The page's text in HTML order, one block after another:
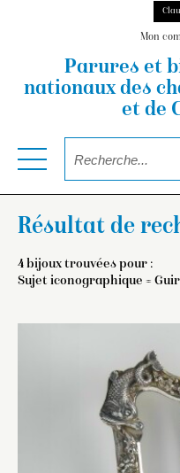
Mon
Parures et
nationauxdes
et de
Résultat de
4 bijoux trouvées pour :
Sujet iconographique =